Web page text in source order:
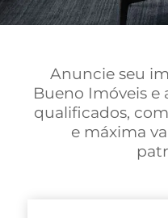
Anuncie seu
Bueno Imóveis e
qualificados,
e máxima